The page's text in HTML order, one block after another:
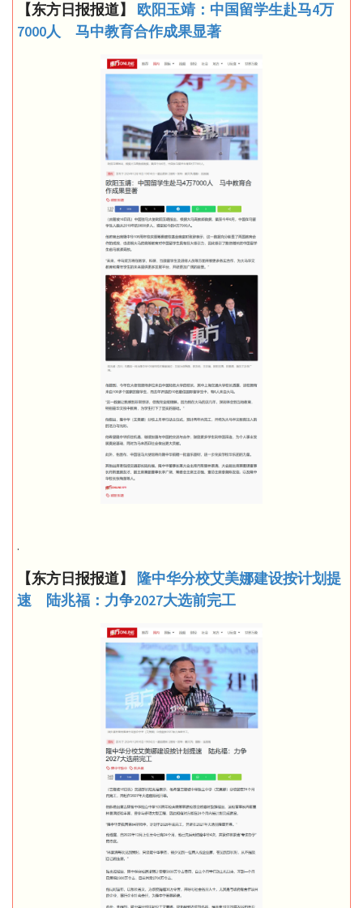
【东方日报报道】 欧阳玉靖：中国留学生赴马4万
7000人 马中教育合作成果显著
.
【东方日报报道】 隆中华分校艾美娜建设按计划提
速 陆兆福：力争2027大选前完工